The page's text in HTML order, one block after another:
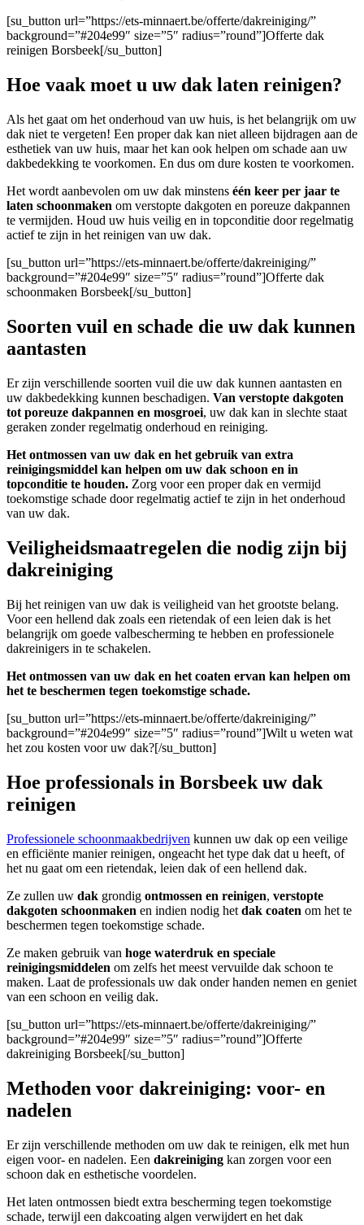
[su_button url=”https://ets-minnaert.be/offerte/dakreiniging/”
background=”#204e99″ size=”5″ radius=”round”]Offerte dak
reinigen Borsbeek[/su_button]
Hoe vaak moet u uw dak laten reinigen?
Als het gaat om het onderhoud van uw huis, is het belangrijk om uw
dak niet te vergeten! Een proper dak kan niet alleen bijdragen aan de
esthetiek van uw huis, maar het kan ook helpen om schade aan uw
dakbedekking te voorkomen. En dus om dure kosten te voorkomen.
Het wordt aanbevolen om uw dak minstens één keer per jaar te
laten schoonmaken om verstopte dakgoten en poreuze dakpannen
te vermijden. Houd uw huis veilig en in topconditie door regelmatig
actief te zijn in het reinigen van uw dak.
[su_button url=”https://ets-minnaert.be/offerte/dakreiniging/”
background=”#204e99″ size=”5″ radius=”round”]Offerte dak
schoonmaken Borsbeek[/su_button]
Soorten vuil en schade die uw dak kunnen
aantasten
Er zijn verschillende soorten vuil die uw dak kunnen aantasten en
uw dakbedekking kunnen beschadigen. Van verstopte dakgoten
tot poreuze dakpannen en mosgroei, uw dak kan in slechte staat
geraken zonder regelmatig onderhoud en reiniging.
Het ontmossen van uw dak en het gebruik van extra
reinigingsmiddel kan helpen om uw dak schoon en in
topconditie te houden. Zorg voor een proper dak en vermijd
toekomstige schade door regelmatig actief te zijn in het onderhoud
van uw dak.
Veiligheidsmaatregelen die nodig zijn bij
dakreiniging
Bij het reinigen van uw dak is veiligheid van het grootste belang.
Voor een hellend dak zoals een rietendak of een leien dak is het
belangrijk om goede valbescherming te hebben en professionele
dakreinigers in te schakelen.
Het ontmossen van uw dak en het coaten ervan kan helpen om
het te beschermen tegen toekomstige schade.
[su_button url=”https://ets-minnaert.be/offerte/dakreiniging/”
background=”#204e99″ size=”5″ radius=”round”]Wilt u weten wat
het zou kosten voor uw dak?[/su_button]
Hoe professionals in Borsbeek uw dak
reinigen
Professionele schoonmaakbedrijven kunnen uw dak op een veilige
en efficiënte manier reinigen, ongeacht het type dak dat u heeft, of
het nu gaat om een rietendak, leien dak of een hellend dak.
Ze zullen uw dak grondig ontmossen en reinigen, verstopte
dakgoten schoonmaken en indien nodig het dak coaten om het te
beschermen tegen toekomstige schade.
Ze maken gebruik van hoge waterdruk en speciale
reinigingsmiddelen om zelfs het meest vervuilde dak schoon te
maken. Laat de professionals uw dak onder handen nemen en geniet
van een schoon en veilig dak.
[su_button url=”https://ets-minnaert.be/offerte/dakreiniging/”
background=”#204e99″ size=”5″ radius=”round”]Offerte
dakreiniging Borsbeek[/su_button]
Methoden voor dakreiniging: voor- en
nadelen
Er zijn verschillende methoden om uw dak te reinigen, elk met hun
eigen voor- en nadelen. Een dakreiniging kan zorgen voor een
schoon dak en esthetische voordelen.
Het laten ontmossen biedt extra bescherming tegen toekomstige
schade, terwijl een dakcoating algen verwijdert en het dak